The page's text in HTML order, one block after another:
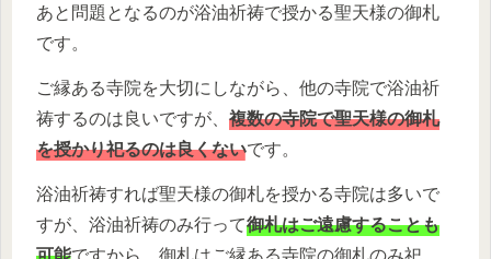
あと問題となるのが浴油祈祷で授かる聖天様の御札
です。
ご縁ある寺院を大切にしながら、他の寺院で浴油祈
祷するのは良いですが、 複数の寺院で聖天様の御札
を授かり祀るのは良くないです。
浴油祈祷すれば聖天様の御札を授かる寺院は多いで
すが、浴油祈祷のみ行って御札はご遠慮することも
可能ですから、御札はご縁ある寺院の御札のみ祀